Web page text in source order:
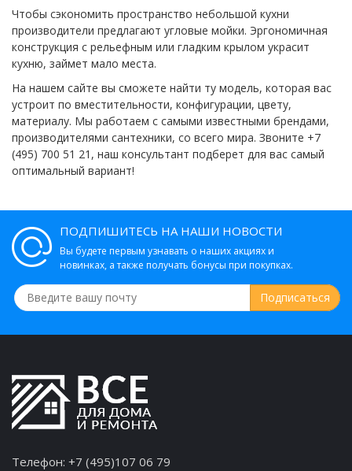
Чтобы сэкономить пространство небольшой кухни
производители предлагают угловые мойки. Эргономичная
конструкция с рельефным или гладким крылом украсит
кухню, займет мало места.
На нашем сайте вы сможете найти ту модель, которая вас
устроит по вместительности, конфигурации, цвету,
материалу. Мы работаем с самыми известными брендами,
производителями сантехники, со всего мира. Звоните +7
(495) 700 51 21, наш консультант подберет для вас самый
оптимальный вариант!
ПОДПИШИТЕСЬ НА НАШИ НОВОСТИ
Вы будете первым узнавать о наших акциях и
новинках, а также получать бонусы при покупках.
Телефон: +7 (495)107 06 79